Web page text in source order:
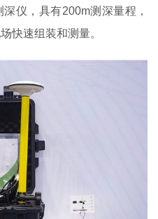
仪，具有200m测深量程，
快速组装和测量。